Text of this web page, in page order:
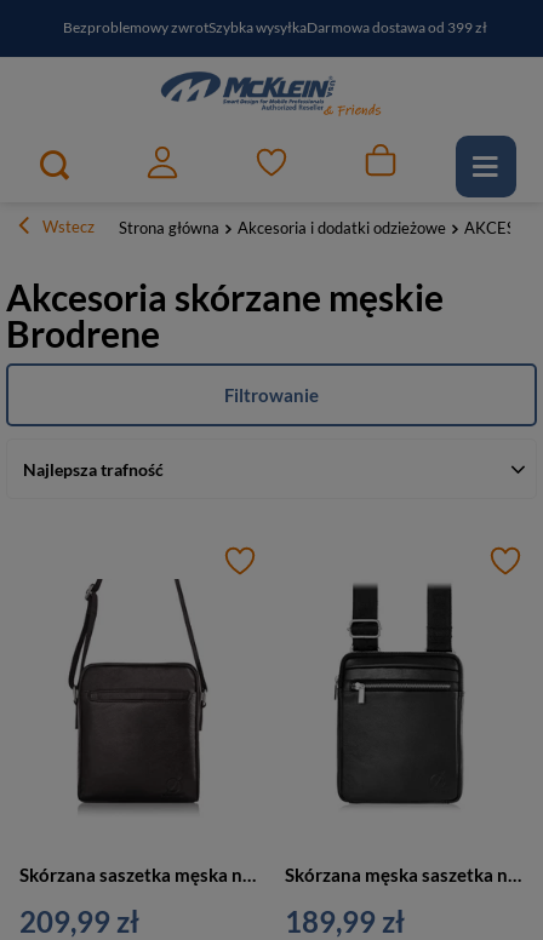
Bezproblemowy zwrotSzybka wysyłkaDarmowa dostawa od 399 zł
PayPo - kup i zapłać za30 dniZapisz się do newslettera i odbierz RABAT
Wstecz Strona główna Akcesoria i dodatki odzieżowe
Akcesoria skórzane męskie
Brodrene
Najlepsza trafność
Filtrowanie
Skórzana saszetka męska na ramię brązowa - Brødrene G-01-BR
209,99 zł
Skórzana męska saszetka na ramię czarna - Brødrene G-02-BL
189,99 zł